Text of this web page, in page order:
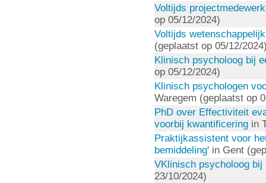
Voltijds
op 05/12/2024)
Voltijds
(geplaatst op 05/12/
Klinisch psycholoog bij
op 05/12/2024)
Klinisch psychologen
Waregem (geplaatst op
PhD over Effectiviteit
voorbij kwantificering in
Praktijkassistent voor
bemiddeling' in Gent
VKlinisch psycholoog
23/10/2024)